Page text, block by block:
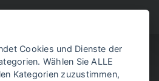
Cookies und Dienste der
Wählen Sie ALLE
Kategorien zuzustimmen,